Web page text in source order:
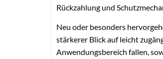
Rückzahlung und
Neu oder besonders
stärkerer Blick auf leicht
Anwendungsbereich fallen,